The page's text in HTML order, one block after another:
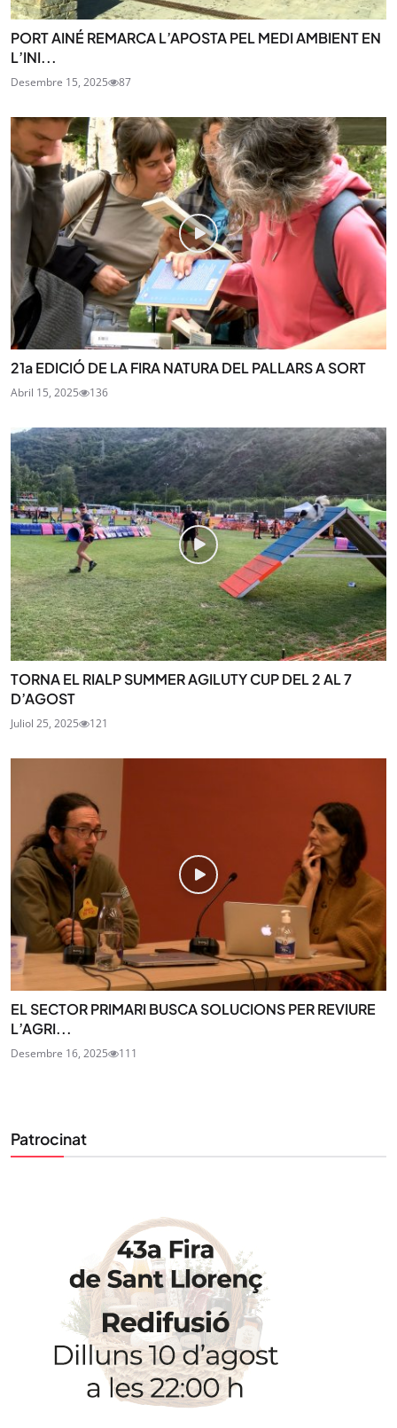
PORT AINÉ REMARCA L’APOSTA PEL MEDI AMBIENT EN
L’INI...
Desembre 15, 2025 87
21a EDICIÓ DE LA FIRA NATURA DEL PALLARS A SORT
Abril 15, 2025 136
TORNA EL RIALP SUMMER AGILUTY CUP DEL 2 AL 7
D’AGOST
Juliol 25, 2025 121
EL SECTOR PRIMARI BUSCA SOLUCIONS PER REVIURE
L’AGRI...
Desembre 16, 2025 111
Patrocinat
Uneix-te al nostre butlletí
Tota l’actualitat, seleccionada i enviada directament
al teu correu. Subscriu-te al nostre butlletí i segueix
la informació que importa.